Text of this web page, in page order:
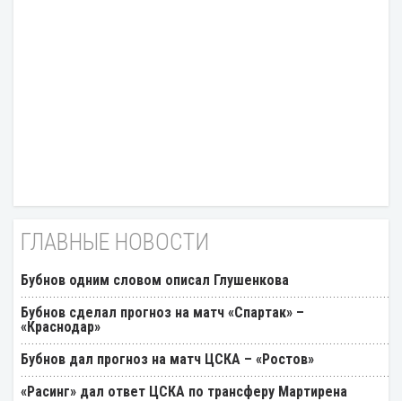
ГЛАВНЫЕ НОВОСТИ
Бубнов одним словом описал Глушенкова
Бубнов сделал прогноз на матч «Спартак» –
«Краснодар»
Бубнов дал прогноз на матч ЦСКА – «Ростов»
«Расинг» дал ответ ЦСКА по трансферу Мартирена